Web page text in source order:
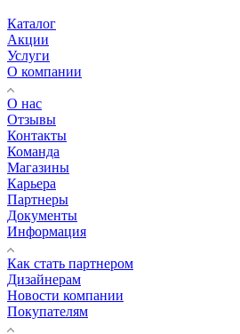
Каталог
Акции
Услуги
О компании
О нас
Отзывы
Контакты
Команда
Магазины
Карьера
Партнеры
Документы
Информация
Как стать партнером
Дизайнерам
Новости компании
Покупателям